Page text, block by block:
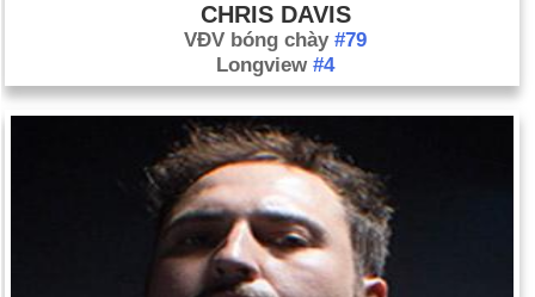
CHRIS DAVIS
VĐV bóng chày #79
Longview #4